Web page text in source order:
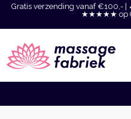
Gratis verzending vanaf €100,- |
★★★★★ op